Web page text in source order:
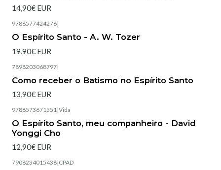
14,90€ EUR
9788577424276|
O Espírito Santo - A. W. Tozer
19,90€ EUR
7898203068797|
Como receber o Batismo no Espírito Santo
13,90€ EUR
9788573671551|Vida
O Espírito Santo, meu companheiro - David
Yonggi Cho
12,90€ EUR
7908234015438|CPAD